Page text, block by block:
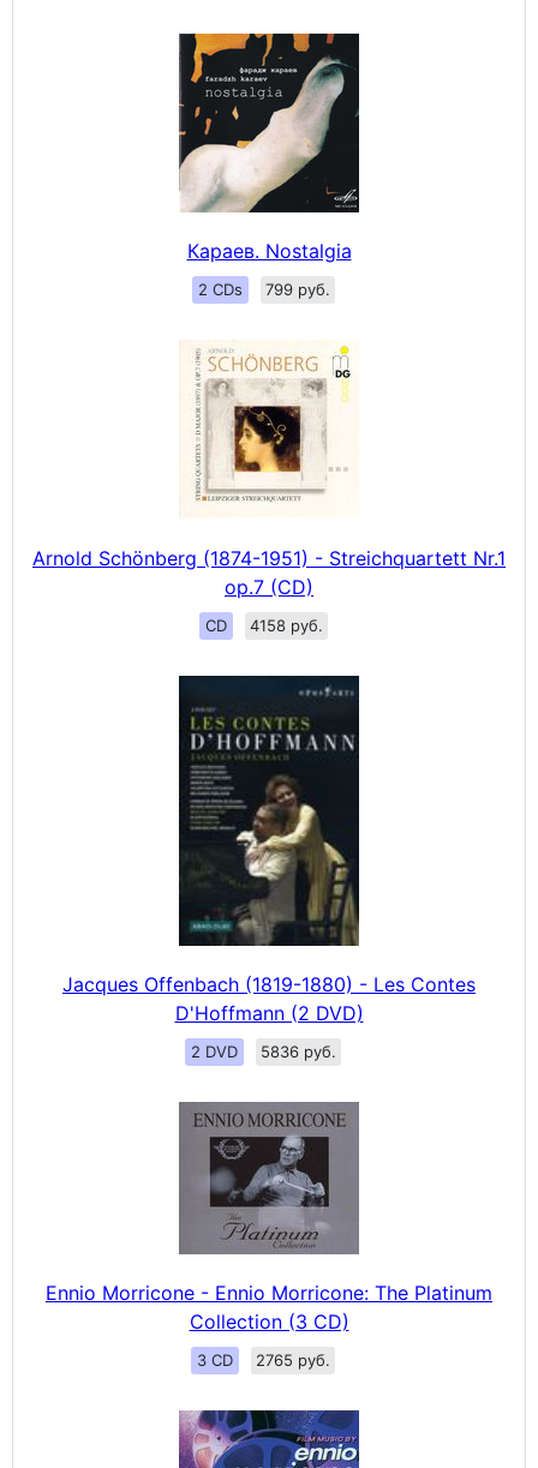
Караев. Nostalgia
2 CDs 799 руб.
Arnold Schönberg (1874-1951) - Streichquartett Nr.1
op.7 (CD)
CD 4158 руб.
Jacques Offenbach (1819-1880) - Les Contes
D'Hoffmann (2 DVD)
2 DVD 5836 руб.
Ennio Morricone - Ennio Morricone: The Platinum
Collection (3 CD)
3 CD 2765 руб.